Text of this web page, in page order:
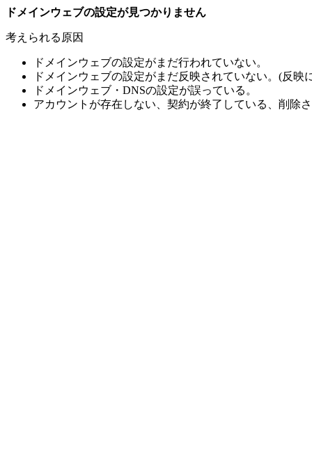
ドメインウェブの設定が見つかりません
考えられる原因
ドメインウェブの設定がまだ行われていない。
ドメインウェブの設定がまだ反映されていない。(反
ドメインウェブ・DNSの設定が誤っている。
アカウントが存在しない、契約が終了している、削除